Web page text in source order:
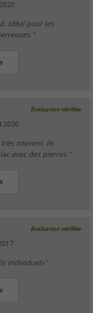
Idéal pour les
Évaluation vérifiée
souvent. Ils
avec des pierres."
Évaluation vérifiée
individuels"